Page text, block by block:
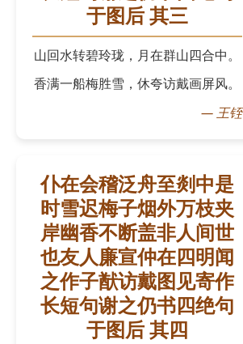
于图后 其三
山回水转碧玲珑，月在群山四合中。
香满一船梅胜雪，休夸访戴画屏风。
—王铚
仆在会稽泛舟至剡中是
时雪迟梅子烟外万枝夹
岸幽香不断盖非人间世
也友人廉宣仲在四明闻
之作子猷访戴图见寄作
长短句谢之仍书四绝句
于图后 其四